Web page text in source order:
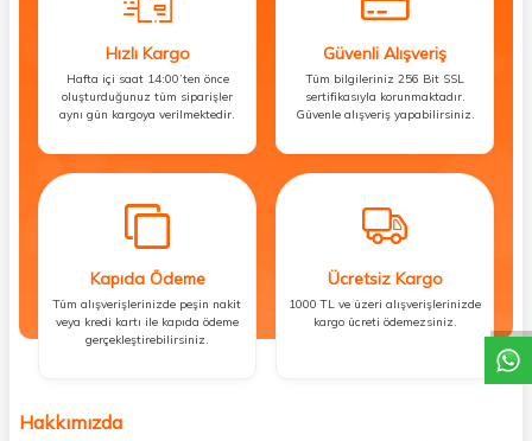
Hızlı Kargo
Hafta içi saat 14:00’ten önce
oluşturduğunuz tüm siparişler
aynı gün kargoya verilmektedir.
Güvenli Alışveriş
Tüm bilgileriniz 256 Bit SSL
sertifikasıyla korunmaktadır.
Güvenle alışveriş yapabilirsiniz.
Kapıda Ödeme
Tüm alışverişlerinizde peşin nakit
veya kredi kartı ile kapıda ödeme
gerçekleştirebilirsiniz.
Ücretsiz Kargo
1000 TL ve üzeri alışverişlerinizde
kargo ücreti ödemezsiniz.
Hakkımızda